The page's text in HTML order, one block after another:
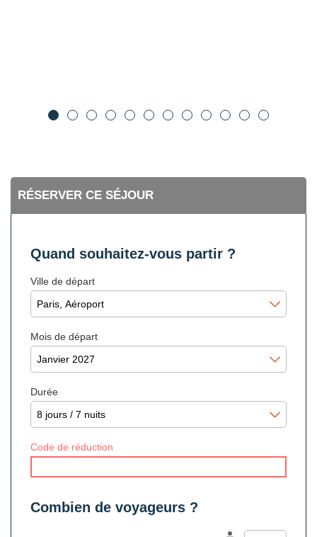
RÉSERVER CE SÉJOUR
Quand souhaitez-vous partir ?
Ville de départ
Mois de départ
Durée
Code de réduction
Combien de voyageurs ?